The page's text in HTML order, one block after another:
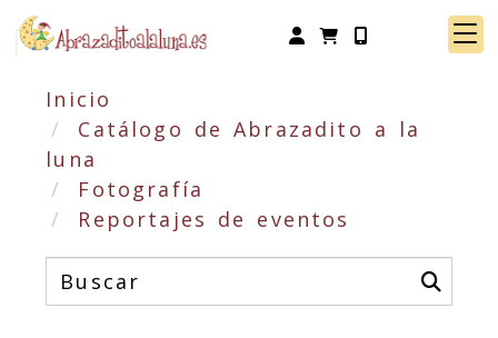
Identifícate
Inicio
Catálogo de Abrazadito a la
luna
Fotografía
Reportajes de eventos